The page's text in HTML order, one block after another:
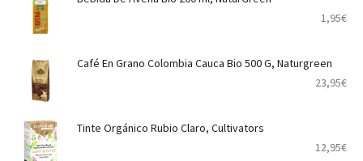
1,95€
Café En Grano Colombia Cauca Bio 500 G, Naturgreen
23,95€
Tinte Orgánico Rubio Claro, Cultivators
12,95€